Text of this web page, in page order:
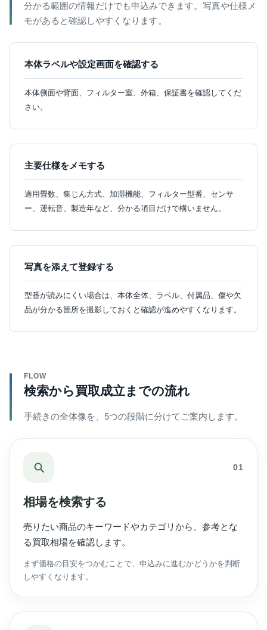
分かる範囲の情報だけでも申込みできます。写真や仕様メ
モがあると確認しやすくなります。
本体ラベルや設定画面を確認する
本体側面や背面、フィルター室、外箱、保証書を確認してくだ
さい。
主要仕様をメモする
適用畳数、集じん方式、加湿機能、フィルター型番、センサ
ー、運転音、製造年など、分かる項目だけで構いません。
写真を添えて登録する
型番が読みにくい場合は、本体全体、ラベル、付属品、傷や欠
品が分かる箇所を撮影しておくと確認が進めやすくなります。
FLOW
検索から買取成立までの流れ
手続きの全体像を、5つの段階に分けてご案内します。
01
相場を検索する
売りたい商品のキーワードやカテゴリから、参考とな
る買取相場を確認します。
まず価格の目安をつかむことで、申込みに進むかどうかを判断
しやすくなります。